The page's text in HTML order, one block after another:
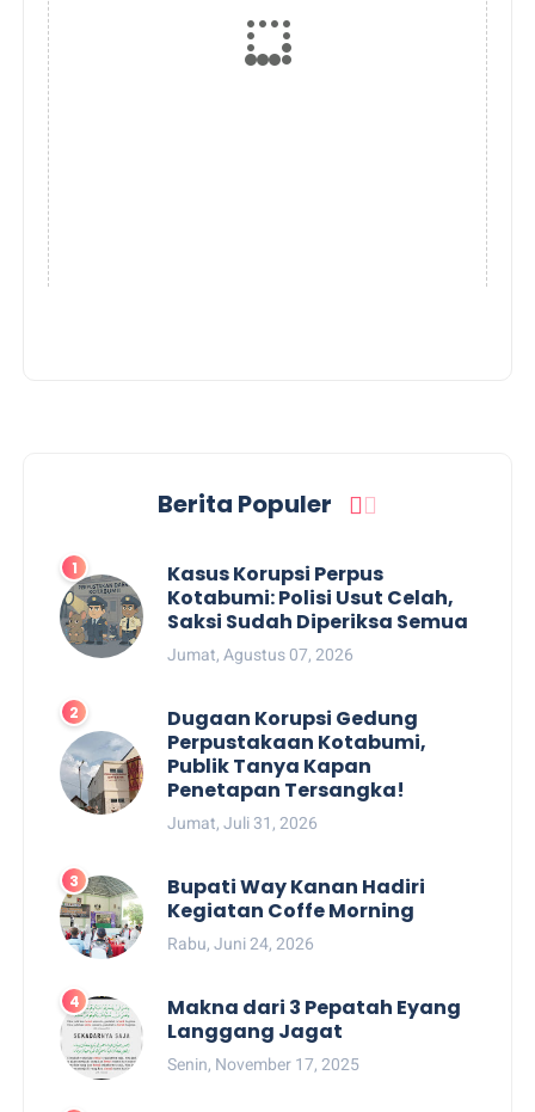
Berita Populer
Kasus Korupsi Perpus
Kotabumi: Polisi Usut Celah,
Saksi Sudah Diperiksa Semua
Jumat, Agustus 07, 2026
Dugaan Korupsi Gedung
Perpustakaan Kotabumi,
Publik Tanya Kapan
Penetapan Tersangka!
Jumat, Juli 31, 2026
Bupati Way Kanan Hadiri
Kegiatan Coffe Morning
Rabu, Juni 24, 2026
Makna dari 3 Pepatah Eyang
Langgang Jagat
Senin, November 17, 2025